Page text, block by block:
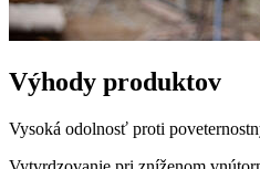
Výhody produktov
Vysoká odolnosť proti